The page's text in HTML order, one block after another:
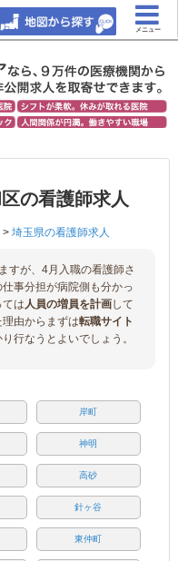
メニュー
の看護師求人
> 埼玉県の看護師求人
すが、4月入職の看護師さ
事分担が病院側も分かっ
は人員の増員を計画して
由からまずは転職サイト
行なうとよいでしょう。
岸町
神明
高砂
針ヶ谷
東仲町